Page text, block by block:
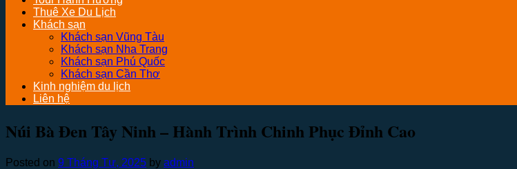
Thuê Xe Du Lịch
Khách sạn
Khách sạn Vũng Tàu
Khách sạn Nha Trang
Khách sạn Phú Quốc
Khách sạn Cần Thơ
Kinh nghiệm du lịch
Liên hệ
Núi Bà Đen Tây Ninh – Hành Trình Chinh Phục Đỉnh Cao
Posted on 9 Tháng Tư, 2025 by admin